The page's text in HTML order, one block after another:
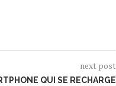
next post
QUI SE RECHARGE